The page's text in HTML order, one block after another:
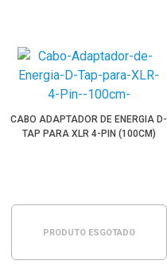
CABO ADAPTADOR DE ENERGIA D-
TAP PARA XLR 4-PIN (100CM)
PRODUTO ESGOTADO